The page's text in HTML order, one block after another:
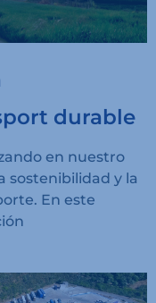
durable
en nuestro
sostenibilidad y la
En este